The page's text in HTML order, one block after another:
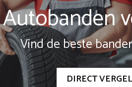
Autobanden
Vind de beste
DIRECT